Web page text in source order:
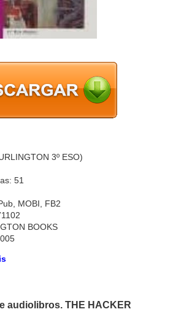
3º ESO)
51
MOBI, FB2
BOOKS
audiolibros. THE HACKER